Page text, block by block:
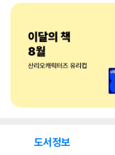
도서정보